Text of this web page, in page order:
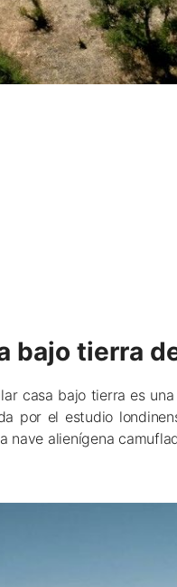
bajo tierra
casa bajo tierra es
por el estudio
nave alienígena